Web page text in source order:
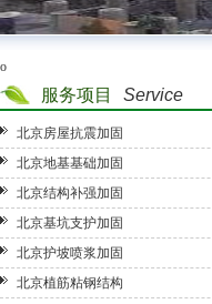
o
服务项目 Service
北京房屋抗震加固
北京地基基础加固
北京结构补强加固
北京基坑支护加固
北京护坡喷浆加固
北京植筋粘钢结构